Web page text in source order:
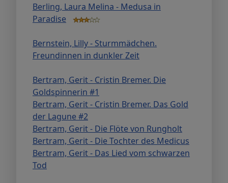
Berling, Laura Melina - Medusa in
Paradise
Bernstein, Lilly - Sturmmädchen.
Freundinnen in dunkler Zeit
Bertram, Gerit - Cristin Bremer. Die
Goldspinnerin #1
Bertram, Gerit - Cristin Bremer. Das Gold
der Lagune #2
Bertram, Gerit - Die Flöte von Rungholt
Bertram, Gerit - Die Tochter des Medicus
Bertram, Gerit - Das Lied vom schwarzen
Tod